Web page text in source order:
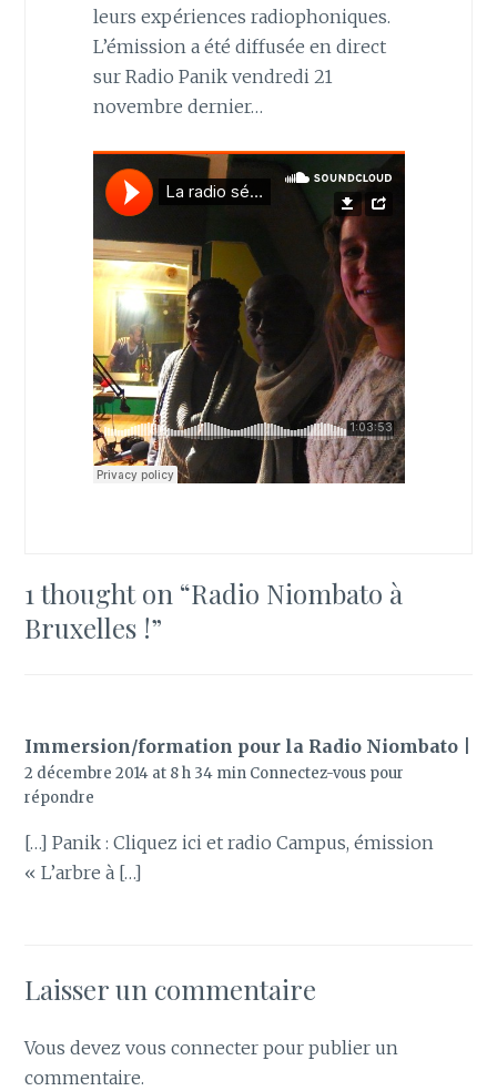
leurs expériences radiophoniques.
L’émission a été diffusée en direct
sur Radio Panik vendredi 21
novembre dernier…
1 thought on “Radio Niombato à
Bruxelles !”
Immersion/formation pour la Radio Niombato |
2 décembre 2014 at 8 h 34 min Connectez-vous pour
répondre
[…] Panik : Cliquez ici et radio Campus, émission
« L’arbre à […]
Laisser un commentaire
Vous devezvous connecter pour publier un
commentaire.